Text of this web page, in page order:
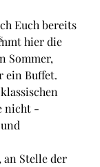
Euch bereits
hier die
Sommer,
ein Buffet.
nicht -
Stelle der